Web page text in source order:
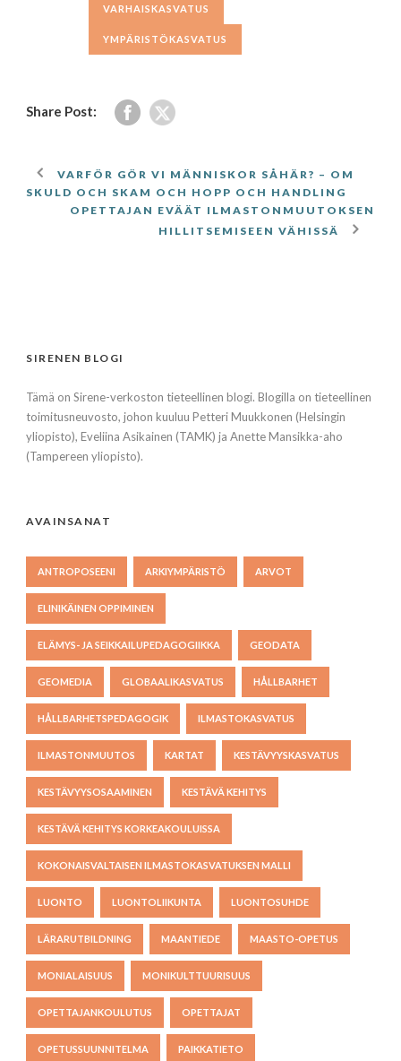
VARHAISKASVATUS
YMPÄRISTÖKASVATUS
Share Post:
VARFÖR GÖR VI MÄNNISKOR SÅHÄR? – OM
SKULD OCH SKAM OCH HOPP OCH HANDLING
OPETTAJAN EVÄÄT ILMASTONMUUTOKSEN
HILLITSEMISEEN VÄHISSÄ
SIRENEN BLOGI
Tämä on Sirene-verkoston tieteellinen blogi. Blogilla on tieteellinen
toimitusneuvosto, johon kuuluu Petteri Muukkonen (Helsingin
yliopisto), Eveliina Asikainen (TAMK) ja Anette Mansikka-aho
(Tampereen yliopisto).
AVAINSANAT
ANTROPOSEENI ARKIYMPÄRISTÖ ARVOT
ELINIKÄINEN OPPIMINEN
ELÄMYS- JA SEIKKAILUPEDAGOGIIKKA GEODATA
GEOMEDIA GLOBAALIKASVATUS HÅLLBARHET
HÅLLBARHETSPEDAGOGIK ILMASTOKASVATUS
ILMASTONMUUTOS KARTAT KESTÄVYYSKASVATUS
KESTÄVYYSOSAAMINEN KESTÄVÄ KEHITYS
KESTÄVÄ KEHITYS KORKEAKOULUISSA
KOKONAISVALTAISEN ILMASTOKASVATUKSEN MALLI
LUONTO LUONTOLIIKUNTA LUONTOSUHDE
LÄRARUTBILDNING MAANTIEDE MAASTO-OPETUS
MONIALAISUUS MONIKULTTUURISUUS
OPETTAJANKOULUTUS OPETTAJAT
OPETUSSUUNNITELMA PAIKKATIETO